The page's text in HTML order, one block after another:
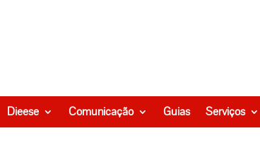
Dieese Comunicação Guias Serviços